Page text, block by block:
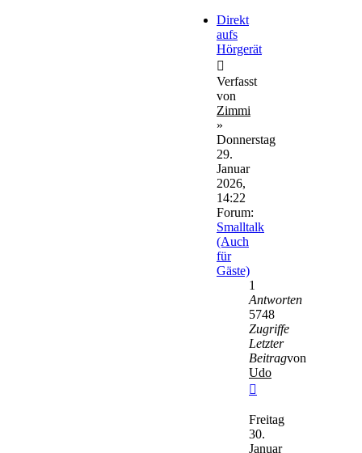
Direkt
aufs
Hörgerät
Verfasst
von
Zimmi
»
Donnerstag
29.
Januar
2026,
14:22
Forum:
Smalltalk
(Auch
für
Gäste)
1
Antworten
5748
Zugriffe
Letzter
Beitragvon
Udo
Beitrag
Freitag
30.
Januar